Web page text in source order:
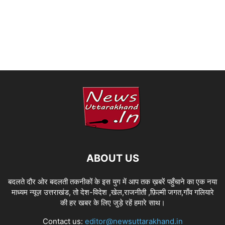
ABOUT US
बदलते दौर ओर बदलती तकनीकों के इस युग में आप तक ख़बरें पहुँचाने का एक नया
माध्यम न्यूज़ उत्तराखंड, तो देश-विदेश ,खेल,राजनीती ,फ़िल्मी जगत,गाँव गलियारे
की हर खबर के लिए जुड़े रहें हमारे साथ।
Contact us: editor@newsuttarakhand.in